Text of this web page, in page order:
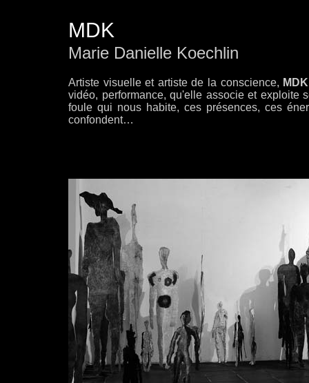
MDK
Marie Danielle Koechlin
Artiste visuelle et artiste de la conscience, MDK
vidéo, performance, qu'elle associe et exploite
foule qui nous habite, ces présences, ces
confondent…